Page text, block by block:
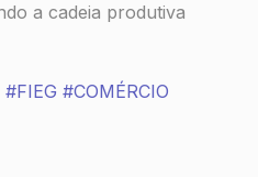
a cadeia produtiva
#FIEG #COMÉRCIO